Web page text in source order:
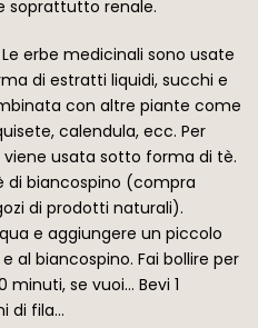
soprattutto renale.
Le erbe medicinali sono usate
di estratti liquidi, succhi e
con altre piante come
calendula, ecc. Per
viene usata sotto forma di tè.
di biancospino (compra
di prodotti naturali).
e aggiungere un piccolo
al biancospino. Fai bollire per
minuti, se vuoi… Bevi 1
di fila…